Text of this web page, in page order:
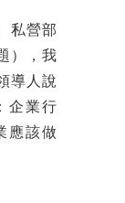
私營部
），我
導人說
企業行
應該做